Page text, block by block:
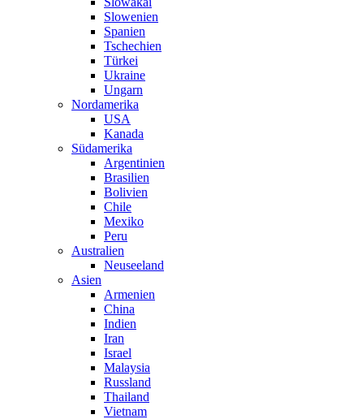
Slowenien
Spanien
Tschechien
Türkei
Ukraine
Ungarn
Nordamerika
USA
Kanada
Südamerika
Argentinien
Brasilien
Bolivien
Chile
Mexiko
Peru
Australien
Neuseeland
Asien
Armenien
China
Indien
Iran
Israel
Malaysia
Russland
Thailand
Vietnam